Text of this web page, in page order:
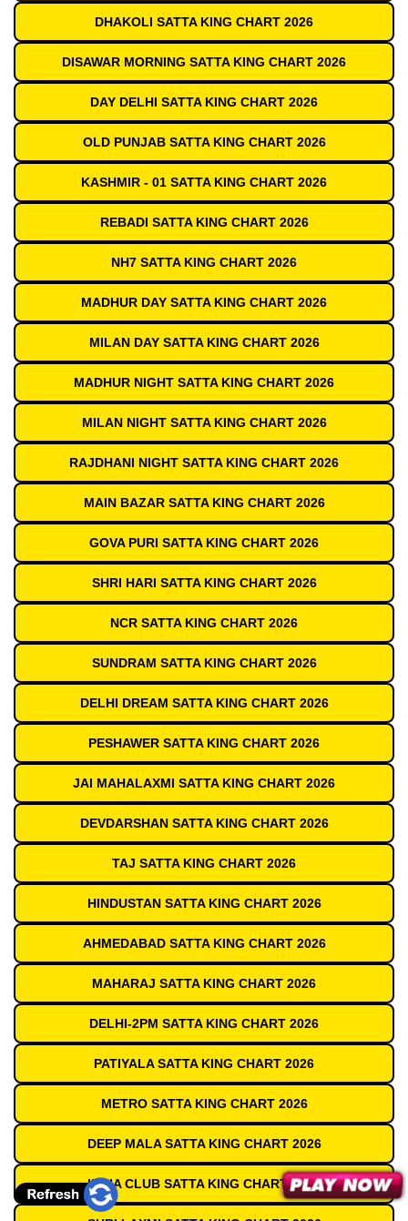
DHAKOLI SATTA KING CHART 2026
DISAWAR MORNING SATTA KING CHART 2026
DAY DELHI SATTA KING CHART 2026
OLD PUNJAB SATTA KING CHART 2026
KASHMIR - 01 SATTA KING CHART 2026
REBADI SATTA KING CHART 2026
NH7 SATTA KING CHART 2026
MADHUR DAY SATTA KING CHART 2026
MILAN DAY SATTA KING CHART 2026
MADHUR NIGHT SATTA KING CHART 2026
MILAN NIGHT SATTA KING CHART 2026
RAJDHANI NIGHT SATTA KING CHART 2026
MAIN BAZAR SATTA KING CHART 2026
GOVA PURI SATTA KING CHART 2026
SHRI HARI SATTA KING CHART 2026
NCR SATTA KING CHART 2026
SUNDRAM SATTA KING CHART 2026
DELHI DREAM SATTA KING CHART 2026
PESHAWER SATTA KING CHART 2026
JAI MAHALAXMI SATTA KING CHART 2026
DEVDARSHAN SATTA KING CHART 2026
TAJ SATTA KING CHART 2026
HINDUSTAN SATTA KING CHART 2026
AHMEDABAD SATTA KING CHART 2026
MAHARAJ SATTA KING CHART 2026
DELHI-2PM SATTA KING CHART 2026
PATIYALA SATTA KING CHART 2026
METRO SATTA KING CHART 2026
DEEP MALA SATTA KING CHART 2026
INDIA CLUB SATTA KING CHART 2026